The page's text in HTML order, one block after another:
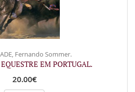
Fernando Sommer.
EM PORTUGAL.
20.00€